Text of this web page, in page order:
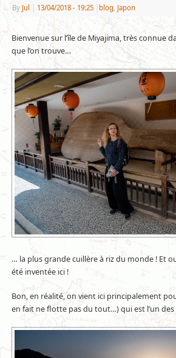
By Jul 13/04/2018 - 19:25 blog Japon
Bienvenue sur l’île de Miyajima, très connue
que l’on trouve…
… la plus grande cuillère à riz du monde ! Et
été inventée ici !
Bon, en réalité, on vient ici principalement
en fait ne flotte pas du tout…) qui est l’un des